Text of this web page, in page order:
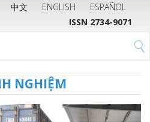
中文 ENGLISH
ESPAÑOL
ISSN 2734-9071
NGHIỆM